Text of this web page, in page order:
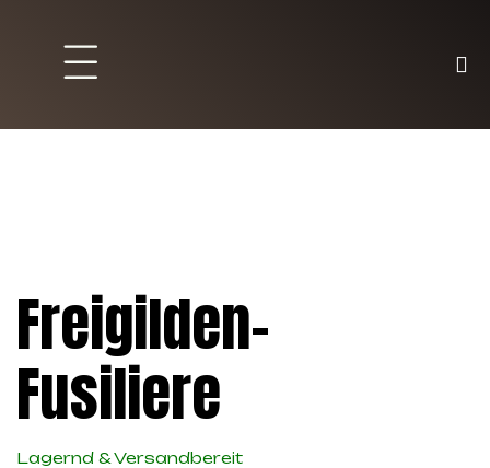
Freigilden-
Fusiliere
Lagernd & Versandbereit